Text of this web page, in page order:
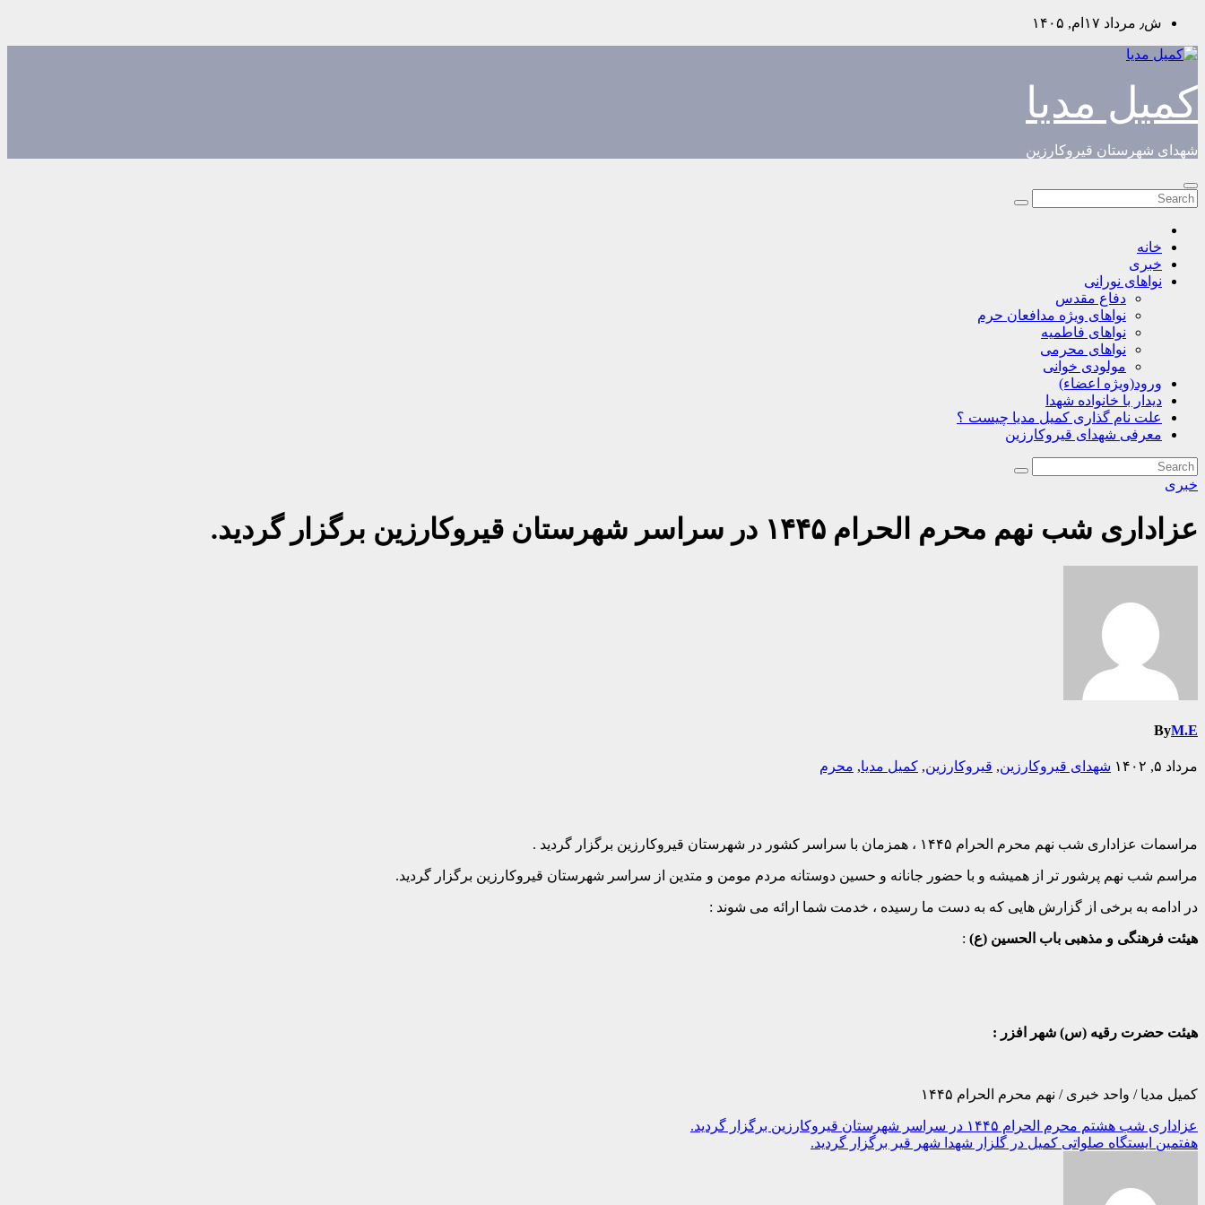
Skip
content
ش٫ مرداد ۱۷ام, ۱۴۰۵
کمیل مدیا
شهدای شهرستان قیروکارزین
خانه
خبری
نواهای نورانی
دفاع مقدس
نواهای ویژه مدافعان حرم
نواهای فاطمیه
نواهای محرمی
مولودی خوانی
ورود(ویژه اعضاء)
دیدار با خانواده شهدا
علت نام گذاری کمیل مدیا چیست ؟
معرفی شهدای قیروکارزین
خبری
عزاداری شب نهم محرم الحرام ۱۴۴۵ در سراسر شهرستان قیروکارزین برگزار گردید.
ByM.E
مرداد ۵, ۱۴۰۲ شهدای قیروکارزین, قیروکارزین, کمیل مدیا, محرم
مراسمات عزاداری شب نهم محرم الحرام ۱۴۴۵ ، همزمان با سراسر کشور در شهرستان قیروکارزین برگزار گردید .
مراسم شب نهم پرشور تر از همیشه و با حضور جانانه و حسین دوستانه مردم مومن و متدین از سراسر شهرستان قیروکارزین برگزار گردید.
در ادامه به برخی از گزارش هایی که به دست ما رسیده ، خدمت شما ارائه می شوند :
هیئت فرهنگی و مذهبی باب الحسین (ع) :
هیئت حضرت رقیه (س) شهر افزر :
کمیل مدیا / واحد خبری / نهم محرم الحرام ۱۴۴۵
راهبری
نوشته
عزاداری شب هشتم محرم الحرام ۱۴۴۵ در سراسر شهرستان قیروکارزین برگزار گردید.
هفتمین ایستگاه صلواتی کمیل در گلزار شهدا شهر قیر برگزار گردید.